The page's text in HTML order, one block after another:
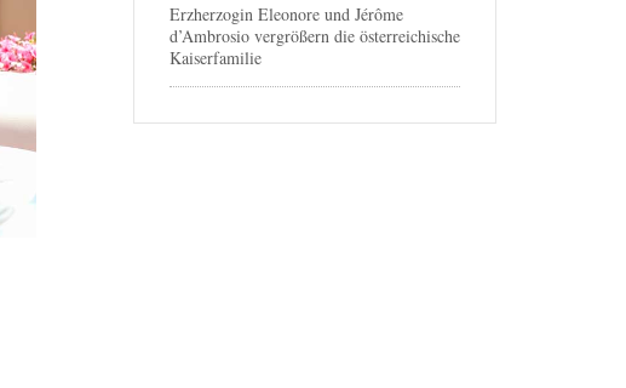
Erzherzogin Eleonore und Jérôme
d’Ambrosio vergrößern die österreichische
Kaiserfamilie